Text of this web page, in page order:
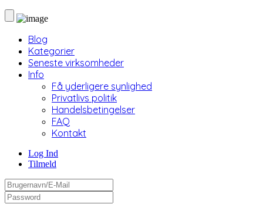
Blog
Kategorier
Seneste virksomheder
Info
Få yderligere synlighed
Privatlivs politik
Handelsbetingelser
FAQ
Kontakt
Log Ind
Tilmeld